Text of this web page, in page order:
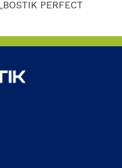
PERFECT